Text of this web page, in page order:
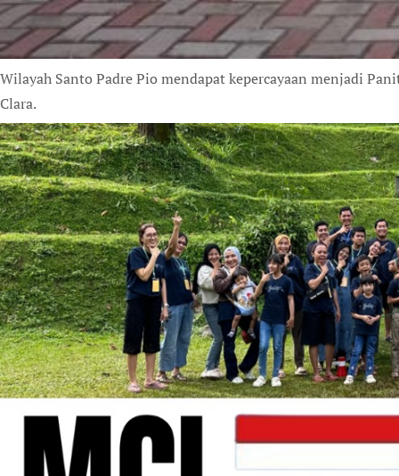
Wilayah Santo Padre Pio mendapat kepercayaan menjadi
Clara.